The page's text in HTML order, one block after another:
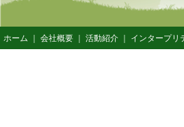
ホーム 会社概要 活動紹介 インタープリ